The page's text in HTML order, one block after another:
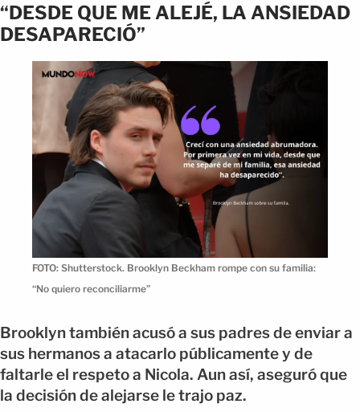
“DESDE QUE ME ALEJÉ, LA ANSIEDAD
DESAPARECIÓ”
FOTO: Shutterstock. Brooklyn Beckham rompe con su familia:
“No quiero reconciliarme”
Brooklyn también acusó a sus padres de enviar a
sus hermanos a atacarlo públicamente y de
faltarle el respeto a Nicola. Aun así, aseguró que
la decisión de alejarse le trajo paz.